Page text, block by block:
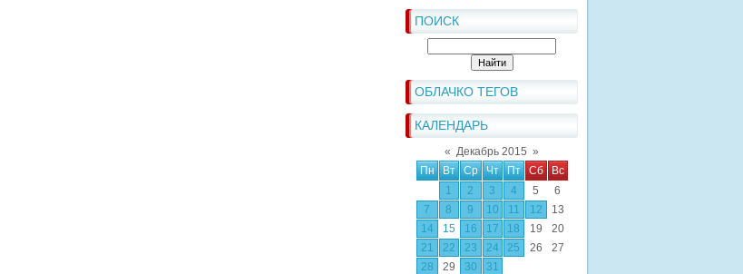
ПОИСК
ОБЛАЧКО ТЕГОВ
КАЛЕНДАРЬ
« Декабрь 2015 »
Пн
Вт Ср Чт Пт Сб
Вс
1
2 3 4 5
6
7
8 9 10 11 12
13
14
15 16 17 18 19
20
21
22 23 24 25 26
27
28
29 30 31